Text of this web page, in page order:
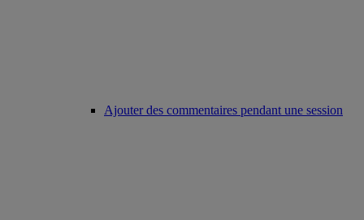
Ajouter des commentaires pendant une session